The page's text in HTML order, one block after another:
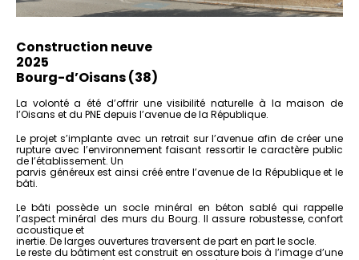
Construction neuve
2025
Bourg-d’Oisans (38)
La volonté a été d’offrir une visibilité naturelle à la maison de
l’Oisans et du PNE depuis l’avenue de la République.
Le projet s’implante avec un retrait sur l’avenue afin de créer une
rupture avec l’environnement faisant ressortir le caractère public
de l’établissement. Un
parvis généreux est ainsi créé entre l’avenue de la République et le
bâti.
Le bâti possède un socle minéral en béton sablé qui rappelle
l’aspect minéral des murs du Bourg. Il assure robustesse, confort
acoustique et
inertie. De larges ouvertures traversent de part en part le socle.
Le reste du bâtiment est construit en ossature bois à l’image d’une